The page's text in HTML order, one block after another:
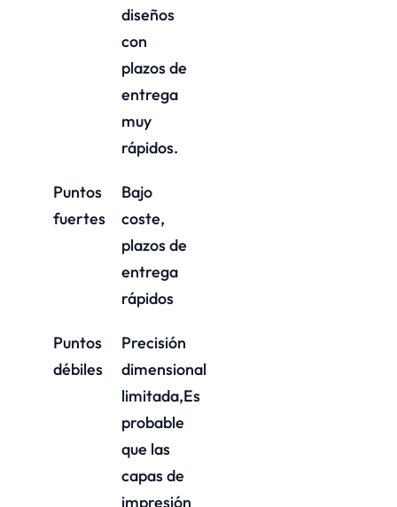
diseños
con
plazos de
entrega
muy
rápidos.
Puntos
fuertes
Bajo
coste,
plazos de
entrega
rápidos
Puntos
débiles
Precisión
dimensional
limitada,Es
probable
que las
capas de
impresión